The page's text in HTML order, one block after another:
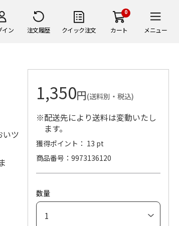
イン 注文履歴 クイック注文
0
カート メニュー
いツ
1,350円(送料別・税込)
※配送先により送料は変動いたし
ます。
獲得ポイント： 13 pt
商品番号
9973136120
数量